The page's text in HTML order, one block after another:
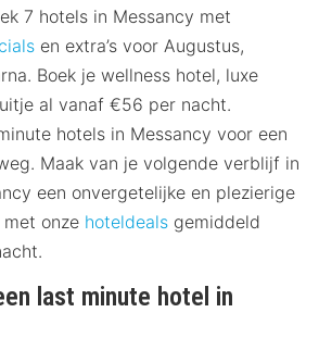
7 hotels in Messancy met
en extra’s voor Augustus,
Boek je wellness hotel, luxe
al vanaf €56 per nacht.
hotels in Messancy voor een
Maak van je volgende verblijf in
een onvergetelijke en plezierige
onze hoteldeals gemiddeld
last minute hotel in